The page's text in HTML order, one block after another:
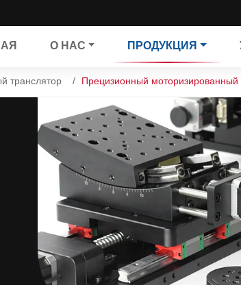
О НАС ПРОДУКЦИЯ
транслятор Прецизионный моторизированный